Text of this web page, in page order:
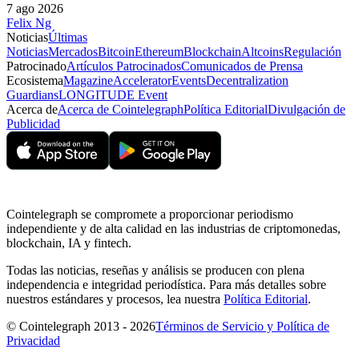
7 ago 2026
Felix Ng
NoticiasÚltimas
NoticiasMercadosBitcoinEthereumBlockchainAltcoinsRegulación
PatrocinadoArtículos PatrocinadosComunicados de Prensa
EcosistemaMagazineAcceleratorEventsDecentralization
GuardiansLONGITUDE Event
Acerca deAcerca de CointelegraphPolítica EditorialDivulgación de
Publicidad
Cointelegraph se compromete a proporcionar periodismo
independiente y de alta calidad en las industrias de criptomonedas,
blockchain, IA y fintech.
Todas las noticias, reseñas y análisis se producen con plena
independencia e integridad periodística. Para más detalles sobre
nuestros estándares y procesos, lea nuestra Política Editorial.
© Cointelegraph 2013 - 2026Términos de Servicio y Política de
Privacidad